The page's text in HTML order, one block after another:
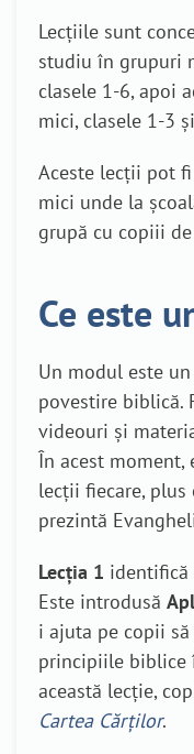
Lecțiile sunt
studiu în grupuri
clasele 1-6, apoi
mici, clasele 1-3
Aceste lecții pot
mici unde la
grupă cu copiii
Ce este
Un modul este
povestire biblică.
videouri și
În acest moment,
lecții fiecare,
prezintă
Lecția 1
Este introdusă
i ajuta pe copii
principiile biblice
această lecție,
Cartea Cărților.